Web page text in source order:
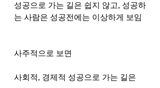
성공으로 가는 길은 쉽지 않고, 성공하
는 사람은 성공전에는 이상하게 보임
사주적으로 보면
사회적, 경제적 성공으로 가는 길은